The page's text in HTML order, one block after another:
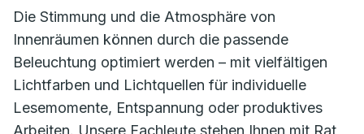
Die Stimmung und die Atmosphäre von
Innenräumen können durch die passende
Beleuchtung optimiert werden – mit vielfältigen
Lichtfarben und Lichtquellen für individuelle
Lesemomente, Entspannung oder produktives
Arbeiten. Unsere Fachleute stehen Ihnen mit Rat